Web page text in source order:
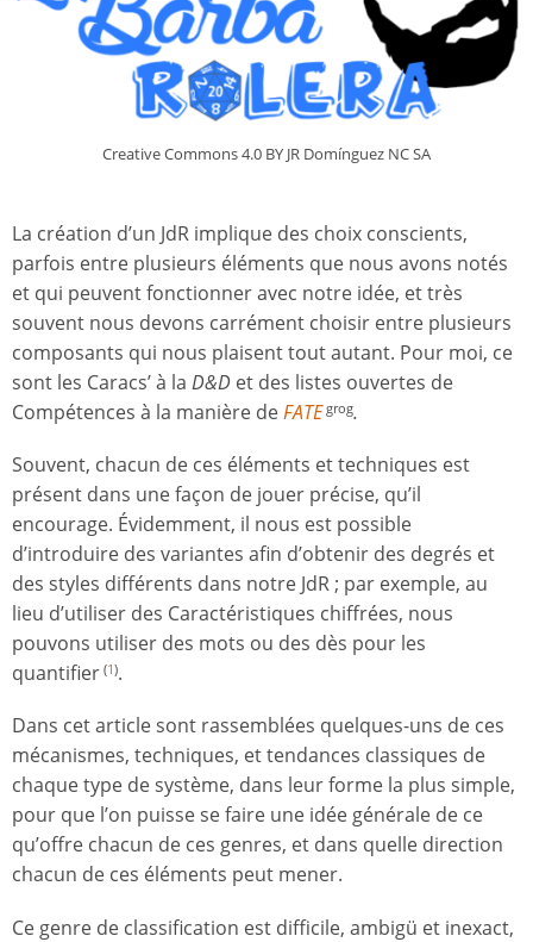
Creative Commons 4.0 BY JR Domínguez NC SA
La création d’un JdR implique des choix conscients,
parfois entre plusieurs éléments que nous avons notés
et qui peuvent fonctionner avec notre idée, et très
souvent nous devons carrément choisir entre plusieurs
composants qui nous plaisent tout autant. Pour moi, ce
sont les Caracs’ à la D&D et des listes ouvertes de
Compétences à la manière deFATEgrog.
Souvent, chacun de ces éléments et techniques est
présent dans une façon de jouer précise, qu’il
encourage. Évidemment, il nous est possible
d’introduire des variantes afin d’obtenir des degrés et
des styles différents dans notre JdR ; par exemple, au
lieu d’utiliser des Caractéristiques chiffrées, nous
pouvons utiliser des mots ou des dès pour les
quantifier (1).
Dans cet article sont rassemblées quelques-uns de ces
mécanismes, techniques, et tendances classiques de
chaque type de système, dans leur forme la plus simple,
pour que l’on puisse se faire une idée générale de ce
qu’offre chacun de ces genres, et dans quelle direction
chacun de ces éléments peut mener.
Ce genre de classification est difficile, ambigü et inexact,